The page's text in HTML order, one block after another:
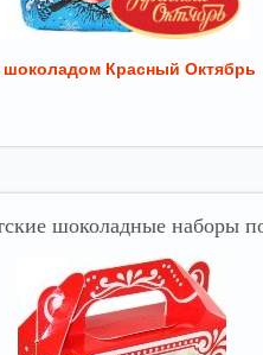
Красный Октябрь
шоколадные наборы